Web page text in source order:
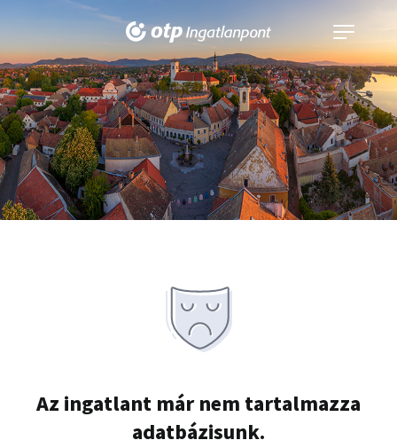
Navigáció
kinyitása
Az ingatlant már nem tartalmazza
adatbázisunk.